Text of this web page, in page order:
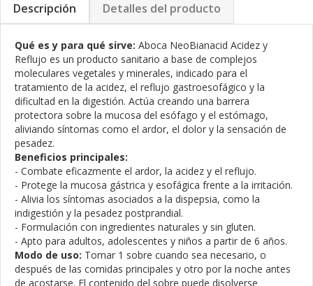
Descripción Detalles del producto
Qué es y para qué sirve: Aboca NeoBianacid Acidez y
Reflujo es un producto sanitario a base de complejos
moleculares vegetales y minerales, indicado para el
tratamiento de la acidez, el reflujo gastroesofágico y la
dificultad en la digestión. Actúa creando una barrera
protectora sobre la mucosa del esófago y el estómago,
aliviando síntomas como el ardor, el dolor y la sensación de
pesadez.
Beneficios principales:
- Combate eficazmente el ardor, la acidez y el reflujo.
- Protege la mucosa gástrica y esofágica frente a la irritación.
- Alivia los síntomas asociados a la dispepsia, como la
indigestión y la pesadez postprandial.
- Formulación con ingredientes naturales y sin gluten.
- Apto para adultos, adolescentes y niños a partir de 6 años.
Modo de uso: Tomar 1 sobre cuando sea necesario, o
después de las comidas principales y otro por la noche antes
de acostarse. El contenido del sobre puede disolverse